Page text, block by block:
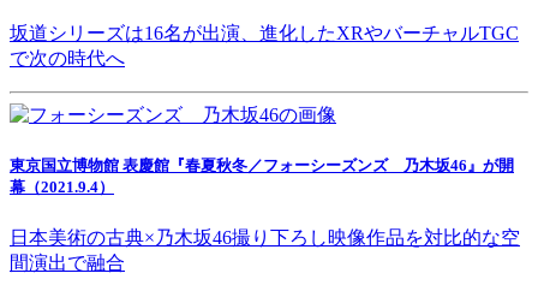
坂道シリーズは16名が出演、進化したXRやバーチャルTGC
で次の時代へ
東京国立博物館 表慶館『春夏秋冬／フォーシーズンズ 乃木坂46』が開
幕（2021.9.4）
日本美術の古典×乃木坂46撮り下ろし映像作品を対比的な空
間演出で融合